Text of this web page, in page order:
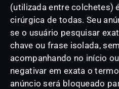
(utilizada entre colchetes)
cirúrgica de todas. Seu
se o usuário pesquisar
chave ou frase isolada,
acompanhando no início
negativar em exata o
anúncio será bloqueado